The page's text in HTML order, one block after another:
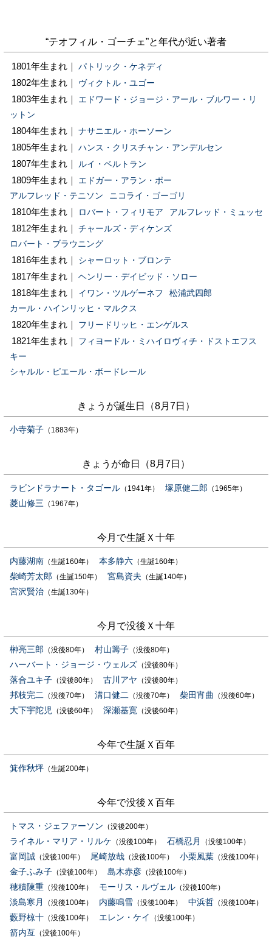
“テオフィル・ゴーチェ”と年代が近い著者
1801年生まれ｜ パトリック・ケネディ
1802年生まれ｜ ヴィクトル・ユゴー
1803年生まれ｜
エドワード・ジョージ・アール・ブルワー・リ
ットン
1804年生まれ｜ ナサニエル・ホーソーン
1805年生まれ｜ ハンス・クリスチャン・アンデルセン
1807年生まれ｜ ルイ・ベルトラン
1809年生まれ｜
エドガー・アラン・ポー
アルフレッド・テニソン
ニコライ・ゴーゴリ
1810年生まれ｜ ロバート・フィリモア アルフレッド・ミュッセ
1812年生まれ｜
チャールズ・ディケンズ
ロバート・ブラウニング
1816年生まれ｜ シャーロット・ブロンテ
1817年生まれ｜ ヘンリー・デイビッド・ソロー
1818年生まれ｜ イワン・ツルゲーネフ
松浦武四郎
カール・ハインリッヒ・マルクス
1820年生まれ｜ フリードリッヒ・エンゲルス
1821年生まれ｜
フィヨードル・ミハイロヴィチ・ドストエフス
キー
シャルル・ピエール・ボードレール
きょうが誕生日（8月7日）
小寺菊子 （1883年）
きょうが命日（8月7日）
ラビンドラナート・タゴール （1941年） 塚原健二郎 （1965年）
菱山修三 （1967年）
今月で生誕Ｘ十年
内藤湖南 （生誕160年） 本多静六 （生誕160年）
柴崎芳太郎 （生誕150年） 宮島資夫 （生誕140年）
宮沢賢治 （生誕130年）
今月で没後Ｘ十年
榊亮三郎 （没後80年） 村山籌子 （没後80年）
ハーバート・ジョージ・ウェルズ （没後80年）
落合ユキ子 （没後80年） 古川アヤ （没後80年）
邦枝完二 （没後70年） 溝口健二 （没後70年） 柴田宵曲 （没後60年）
大下宇陀児 （没後60年） 深瀬基寛 （没後60年）
今年で生誕Ｘ百年
箕作秋坪 （生誕200年）
今年で没後Ｘ百年
トマス・ジェファーソン （没後200年）
ライネル・マリア・リルケ （没後100年） 石橋忍月 （没後100年）
富岡誠 （没後100年） 尾崎放哉 （没後100年） 小栗風葉 （没後100年）
金子ふみ子 （没後100年） 島木赤彦 （没後100年）
穂積陳重 （没後100年） モーリス・ルヴェル （没後100年）
淡島寒月 （没後100年） 内藤鳴雪 （没後100年） 中浜哲 （没後100年）
藪野椋十 （没後100年） エレン・ケイ （没後100年）
箭内亙 （没後100年）